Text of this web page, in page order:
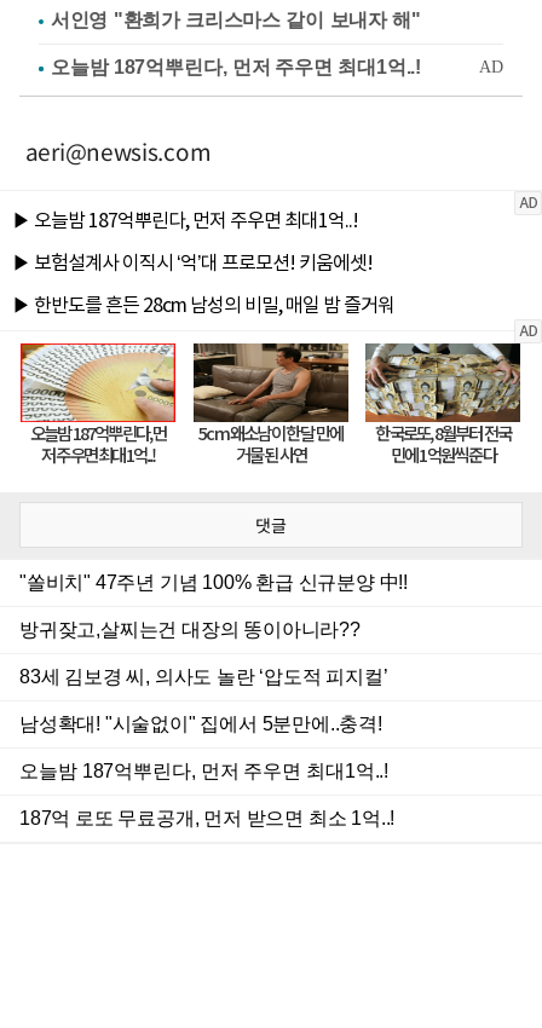
서인영 "환희가 크리스마스 같이 보내자 해"
aeri@newsis.com
댓글